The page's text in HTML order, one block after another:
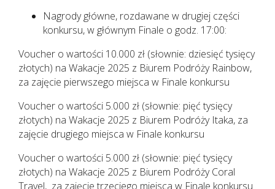
Nagrody główne, rozdawane w drugiej części
konkursu, w głównym Finale o godz. 17:00:
Voucher o wartości 10.000 zł (słownie: dziesięć tysięcy
złotych) na Wakacje 2025 z Biurem Podróży Rainbow,
za zajęcie pierwszego miejsca w Finale konkursu
Voucher o wartości 5.000 zł (słownie: pięć tysięcy
złotych) na Wakacje 2025 z Biurem Podróży Itaka, za
zajęcie drugiego miejsca w Finale konkursu
Voucher o wartości 5.000 zł (słownie: pięć tysięcy
złotych) na Wakacje 2025 z Biurem Podróży Coral
Travel, za zajęcie trzeciego miejsca w Finale konkursu